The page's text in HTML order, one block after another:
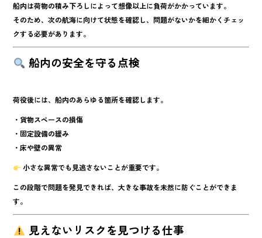
船内は荷物の積み下ろしによって想像以上に負荷がかかっています。
そのため、次の航海に向けて状態を確認し、問題がないかを細かくチェッ
クする必要があります。
船内の安全を守る点検
荷役後には、船内のあらゆる箇所を確認します。
・貨物スペースの損傷
・固定設備の緩み
・床や壁の異常
小さな異常でも見逃さないことが重要です。
この段階で問題を発見できれば、大きな事故を未然に防ぐことができま
す。
見えないリスクを見つける仕事